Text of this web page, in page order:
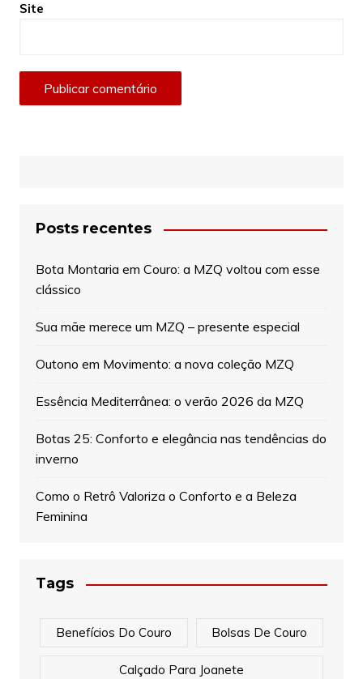
Site
Posts recentes
Bota Montaria em Couro: a MZQ voltou com esse
clássico
Sua mãe merece um MZQ – presente especial
Outono em Movimento: a nova coleção MZQ
Essência Mediterrânea: o verão 2026 da MZQ
Botas 25: Conforto e elegância nas tendências do
inverno
Como o Retrô Valoriza o Conforto e a Beleza
Feminina
Tags
Benefícios Do Couro Bolsas De Couro
Calçado Para Joanete